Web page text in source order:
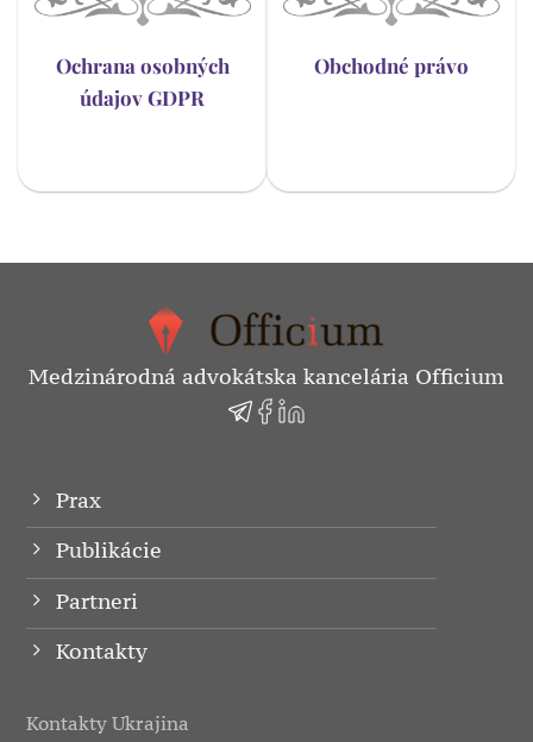
Ochrana osobných
údajov GDPR
Obchodné právo
Medzinárodná advokátska kancelária Officium
Prax
Publikácie
Partneri
Kontakty
Kontakty Ukrajina